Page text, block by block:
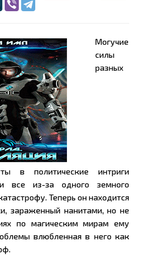
Могучие
силы
разных
в политические интриги
все из-за одного земного
Теперь он находится
зараженный нанитами, но не
по магическим мирам ему
влюбленная в него как